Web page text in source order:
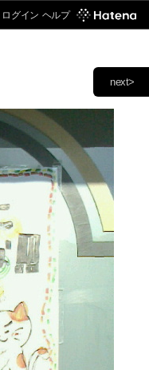
ログイン ヘルプ
next>